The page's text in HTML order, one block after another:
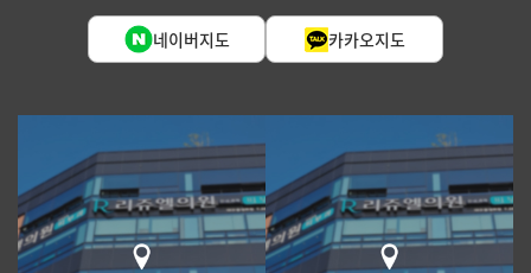
네이버지도 카카오지도